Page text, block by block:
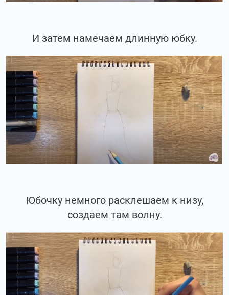
И затем намечаем длинную юбку.
Юбочку немного расклешаем к низу,
создаем там волну.